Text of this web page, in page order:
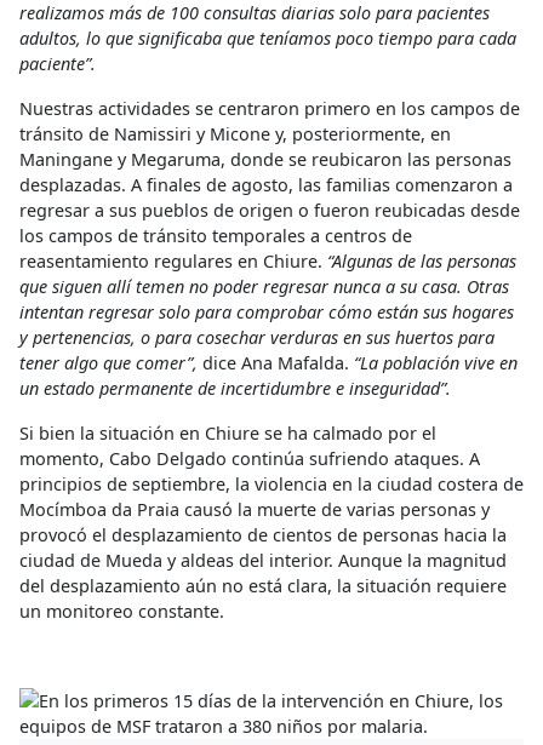
realizamos más de 100 consultas diarias solo para pacientes
adultos, lo que significaba que teníamos poco tiempo para cada
paciente”.
Nuestras actividades se centraron primero en los campos de
tránsito de Namissiri y Micone y, posteriormente, en
Maningane y Megaruma, donde se reubicaron las personas
desplazadas. A finales de agosto, las familias comenzaron a
regresar a sus pueblos de origen o fueron reubicadas desde
los campos de tránsito temporales a centros de
reasentamiento regulares en Chiure. “Algunas de las personas
que siguen allí temen no poder regresar nunca a su casa. Otras
intentan regresar solo para comprobar cómo están sus hogares
y pertenencias, o para cosechar verduras en sus huertos para
tener algo que comer”, dice Ana Mafalda. “La población vive en
un estado permanente de incertidumbre e inseguridad”.
Si bien la situación en Chiure se ha calmado por el
momento, Cabo Delgado continúa sufriendo ataques. A
principios de septiembre, la violencia en la ciudad costera de
Mocímboa da Praia causó la muerte de varias personas y
provocó el desplazamiento de cientos de personas hacia la
ciudad de Mueda y aldeas del interior. Aunque la magnitud
del desplazamiento aún no está clara, la situación requiere
un monitoreo constante.